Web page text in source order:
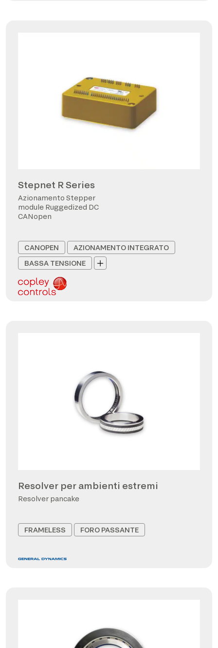
Stepnet R Series
Azionamento Stepper
module Ruggedized DC
CANopen
CANOPEN
AZIONAMENTO INTEGRATO
BASSA TENSIONE
Resolver per ambienti estremi
Resolver pancake
FRAMELESS FORO PASSANTE